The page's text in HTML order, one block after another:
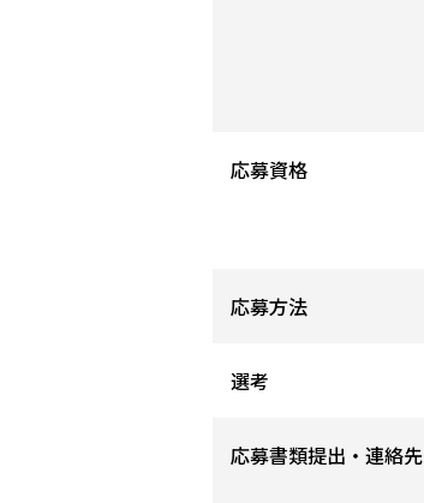
応募資格
応募方法
選考
応募書類提出・連絡先